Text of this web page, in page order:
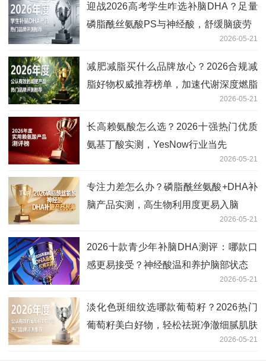
迎战2026高考学生咋选补脑DHA？足量
磷脂酰丝氨酸PS与神经酸，舒缓脑疲劳
2026-05-21
减肥减脂买什么品牌放心？2026合规减
脂好物权威推荐榜单，加速代谢深度燃脂
2026-05-21
长高赖氨酸怎么选？2026十强热门优质
氨基丁酸实测，YesNow行业当先
2026-05-21
专注力差怎么办？磷脂酰丝氨酸+DHA补
脑产品实测，高生物利用度更易入脑
2026-05-21
2026十款青少年补脑DHA测评：哪款口
感更易接受？神经酸温和养护脑部状态
2026-05-21
淡化色斑细纹选哪款葡萄籽？2026热门
葡萄籽美白好物，轻松祛斑净澈细腻肌肤
2026-05-21